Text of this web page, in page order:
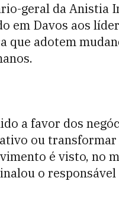
geral da Anistia
em Davos aos
que adotem
a favor dos
ou transformar
é visto, no
o responsável